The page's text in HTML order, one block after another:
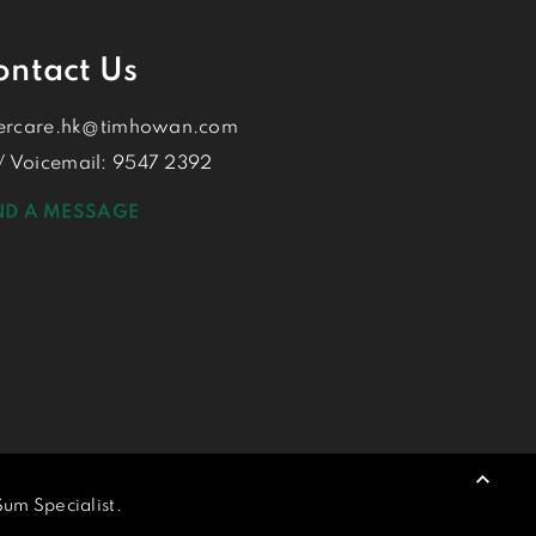
Us
Voicemail: 9547 2392
A MESSAGE
Specialist.